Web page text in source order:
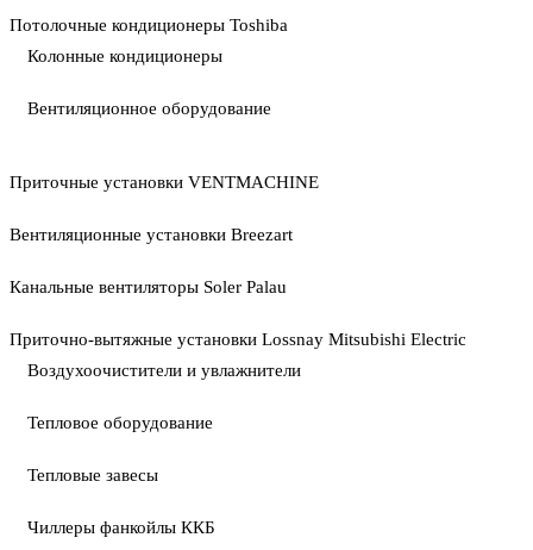
Потолочные кондиционеры Toshiba
Колонные кондиционеры
Вентиляционное оборудование
Приточные установки VENTMACHINE
Вентиляционные установки Breezart
Канальные вентиляторы Soler Palau
Приточно-вытяжные установки Lossnay Mitsubishi Electric
Воздухоочистители и увлажнители
Тепловое оборудование
Тепловые завесы
Чиллеры фанкойлы ККБ